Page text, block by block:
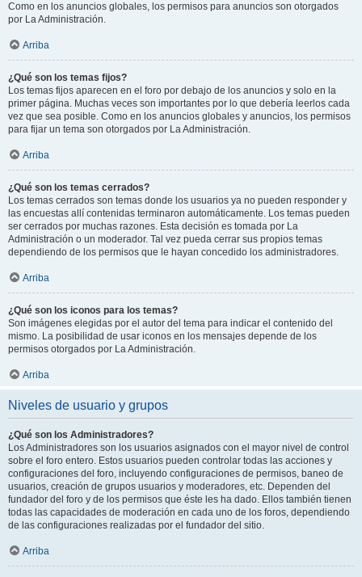
Como en los anuncios globales, los permisos para anuncios son otorgados
por La Administración.
Arriba
¿Qué son los temas fijos?
Los temas fijos aparecen en el foro por debajo de los anuncios y solo en la
primer página. Muchas veces son importantes por lo que debería leerlos cada
vez que sea posible. Como en los anuncios globales y anuncios, los permisos
para fijar un tema son otorgados por La Administración.
Arriba
¿Qué son los temas cerrados?
Los temas cerrados son temas donde los usuarios ya no pueden responder y
las encuestas allí contenidas terminaron automáticamente. Los temas pueden
ser cerrados por muchas razones. Esta decisión es tomada por La
Administración o un moderador. Tal vez pueda cerrar sus propios temas
dependiendo de los permisos que le hayan concedido los administradores.
Arriba
¿Qué son los iconos para los temas?
Son imágenes elegidas por el autor del tema para indicar el contenido del
mismo. La posibilidad de usar iconos en los mensajes depende de los
permisos otorgados por La Administración.
Arriba
Niveles de usuario y grupos
¿Qué son los Administradores?
Los Administradores son los usuarios asignados con el mayor nivel de control
sobre el foro entero. Estos usuarios pueden controlar todas las acciones y
configuraciones del foro, incluyendo configuraciones de permisos, baneo de
usuarios, creación de grupos usuarios y moderadores, etc. Dependen del
fundador del foro y de los permisos que éste les ha dado. Ellos también tienen
todas las capacidades de moderación en cada uno de los foros, dependiendo
de las configuraciones realizadas por el fundador del sitio.
Arriba